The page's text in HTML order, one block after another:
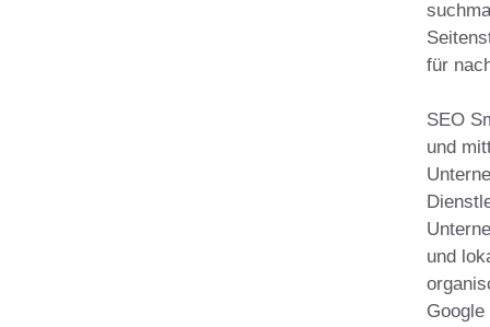
für
SEO
und
und